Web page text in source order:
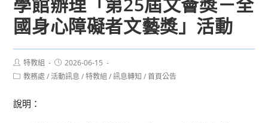
國身心障礙者文藝獎」活動
Post
author:
特教組
Post
published:
2026-06-15
Post教務處 / 活動訊息 / 特教組 / 訊息轉知 / 首頁公告
說明：